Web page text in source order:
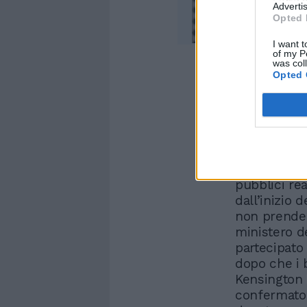
Opted
I want
of my
was
Opted
A
reazione
pubblici
dall’inizio
non
ministero
partecipato
dopo che i